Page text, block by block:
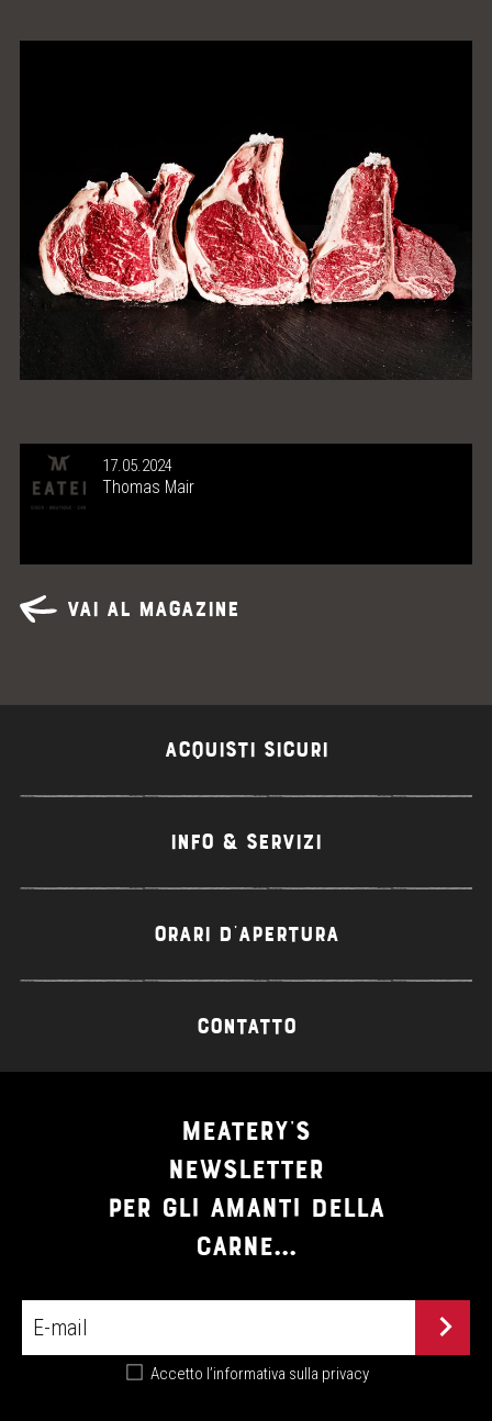
17.05.2024
Thomas Mair
Vai al magazine
ACQUISTI SICURI
INFO & SERVIZI
ORARI D'APERTURA
CONTATTO
MEATERY'S
NEWSLETTER
PER GLI AMANTI DELLA
CARNE...
Accetto l’informativa sulla privacy